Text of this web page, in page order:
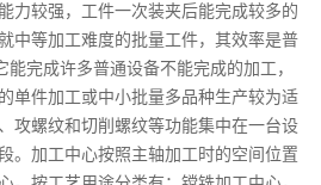
力较强，工件一次装夹后能完成较多的
中等加工难度的批量工件，其效率是普
完成许多普通设备不能完成的加工，
单件加工或中小批量多品种生产较为适
攻螺纹和切削螺纹等功能集中在一台设
。加工中心按照主轴加工时的空间位置